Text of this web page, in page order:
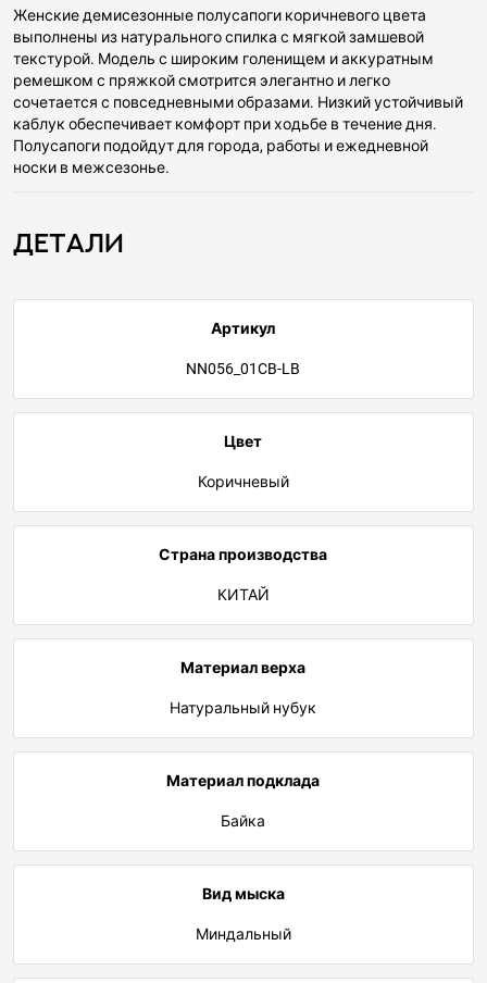
Женские демисезонные полусапоги коричневого цвета
выполнены из натурального спилка с мягкой замшевой
текстурой. Модель с широким голенищем и аккуратным
ремешком с пряжкой смотрится элегантно и легко
сочетается с повседневными образами. Низкий устойчивый
каблук обеспечивает комфорт при ходьбе в течение дня.
Полусапоги подойдут для города, работы и ежедневной
носки в межсезонье.
Детали
Артикул
NN056_01CB-LB
Цвет
Коричневый
Страна производства
КИТАЙ
Материал верха
Натуральный нубук
Материал подклада
Байка
Вид мыска
Миндальный